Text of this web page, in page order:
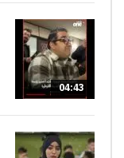
04:43